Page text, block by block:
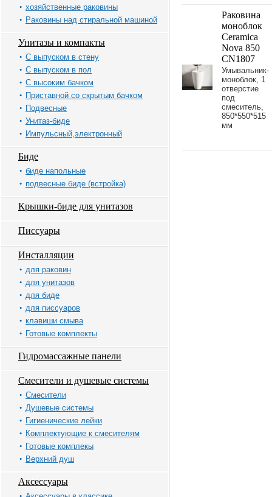
хозяйственные раковины
Раковины над стиральной машиной
Унитазы и компакты
С выпуском в стену
С выпуском в пол
С высоким бачком
Приставной со скрытым бачком
Подвесные
Унитаз-биде
Импульсный,электронный
Биде
биде напольные
подвесные биде (встройка)
Крышки-биде для унитазов
Писсуары
Инсталляции
для раковин
для унитазов
для биде
для писсуаров
клавиши смыва
Готовые комплекты
Гидромассажные панели
Смесители и душевые системы
Смесители
Душевые системы
Гигиенические лейки
Комплектующие к смесителям
Готовые комплекы
Верхний душ
Аксессуары
Раковина
моноблок
Ceramica
Nova 850
CN1807
Умывальник-
моноблок, 1
отверстие
под
смеситель,
850*550*515
мм